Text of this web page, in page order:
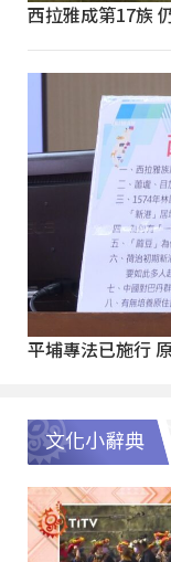
西拉雅成第17族
平埔專法已施行
文化小辭典